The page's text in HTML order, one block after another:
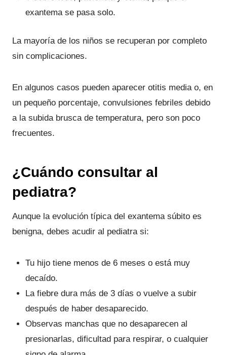
exantema se pasa solo.
La mayoría de los niños se recuperan por completo
sin complicaciones.
En algunos casos pueden aparecer otitis media o, en
un pequeño porcentaje, convulsiones febriles debido
a la subida brusca de temperatura, pero son poco
frecuentes.
¿Cuándo consultar al
pediatra?
Aunque la evolución típica del exantema súbito es
benigna, debes acudir al pediatra si:
Tu hijo tiene menos de 6 meses o está muy
decaído.
La fiebre dura más de 3 días o vuelve a subir
después de haber desaparecido.
Observas manchas que no desaparecen al
presionarlas, dificultad para respirar, o cualquier